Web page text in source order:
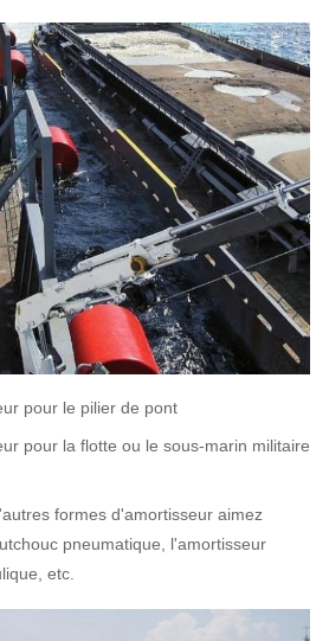
pour le pilier de pont
pour la flotte ou le sous-marin militaire
formes d'amortisseur aimez
pneumatique, l'amortisseur
etc.